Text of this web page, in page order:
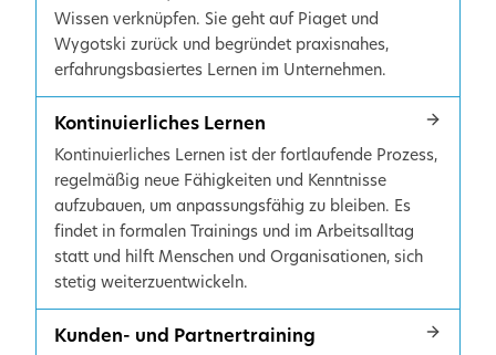
Wissen verknüpfen. Sie geht auf Piaget und
Wygotski zurück und begründet praxisnahes,
erfahrungsbasiertes Lernen im Unternehmen.
Kontinuierliches Lernen
Kontinuierliches Lernen ist der fortlaufende Prozess,
regelmäßig neue Fähigkeiten und Kenntnisse
aufzubauen, um anpassungsfähig zu bleiben. Es
findet in formalen Trainings und im Arbeitsalltag
statt und hilft Menschen und Organisationen, sich
stetig weiterzuentwickeln.
Kunden- und Partnertraining